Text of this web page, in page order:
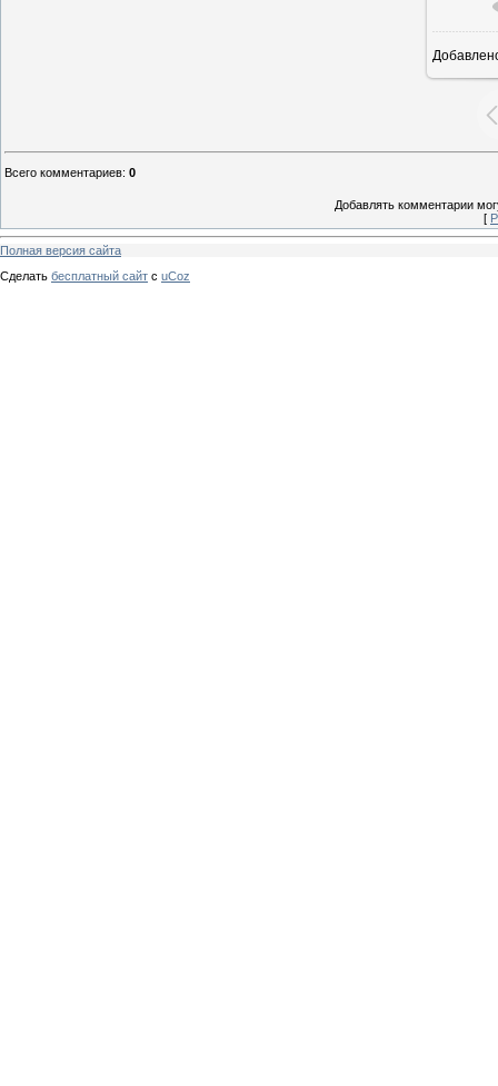
Всего комментариев: 0
Добавлять комментарии
[
Полная версия сайта
Сделать бесплатный сайт с uCoz